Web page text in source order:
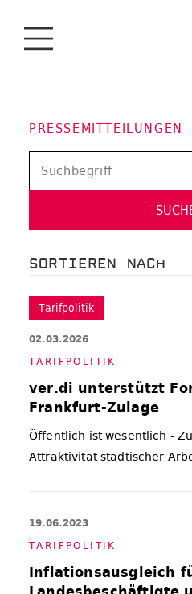
PRESSEMITTEILUNGEN
SORTIEREN NACH
Tarifpolitik
02.03.2026
TA­RIF­PO­LI­TIK
ver.di unterstützt
Frankfurt-Zulage
Öffentlich ist wesentlich -
Attraktivität städtischer
19.06.2023
TA­RIF­PO­LI­TIK
Inflationsausgleich